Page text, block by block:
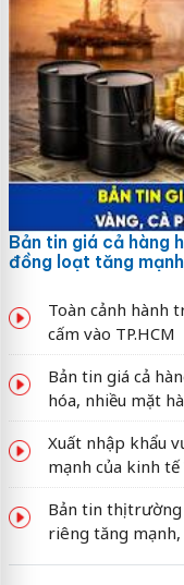
Bản tin giá cả hàng
đồng loạt tăng mạnh
Toàn cảnh hành
cấm vào TP.HCM
Bản tin giá cả
hóa, nhiều mặt
Xuất nhập khẩu
mạnh của kinh tế
Bản tin thị
riêng tăng